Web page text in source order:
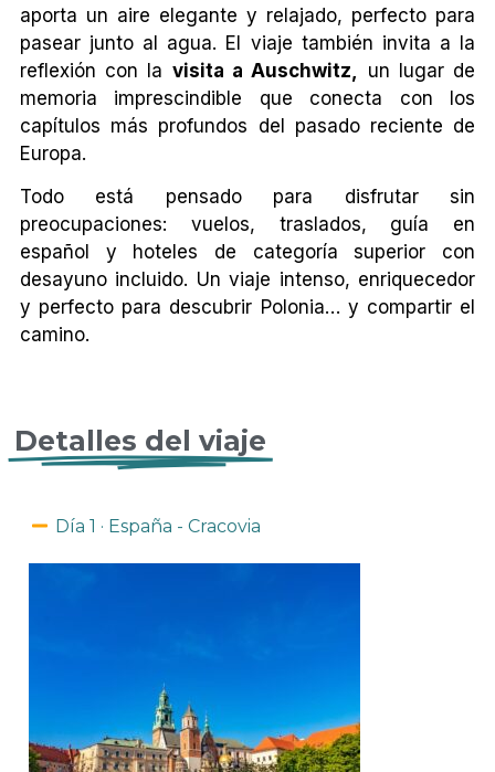
aporta un aire elegante y relajado, perfecto para
pasear junto al agua. El viaje también invita a la
reflexión con la visita a Auschwitz,
un lugar de
memoria imprescindible que conecta con los
capítulos más profundos del pasado reciente de
Europa.
Todo está pensado para disfrutar sin
preocupaciones: vuelos, traslados, guía en
español y hoteles de categoría superior con
desayuno incluido. Un viaje intenso, enriquecedor
y perfecto para descubrir Polonia… y compartir el
camino.
Detalles del viaje
Día 1 · España - Cracovia